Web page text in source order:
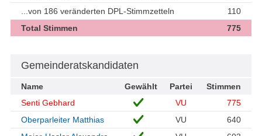
...von 186 veränderten DPL-Stimmzetteln
110
Total Stimmen
775
Gemeinderatskandidaten
Name Gewählt Partei
Stimmen
Senti Gebhard
VU
775
Oberparleiter Matthias
VU
640